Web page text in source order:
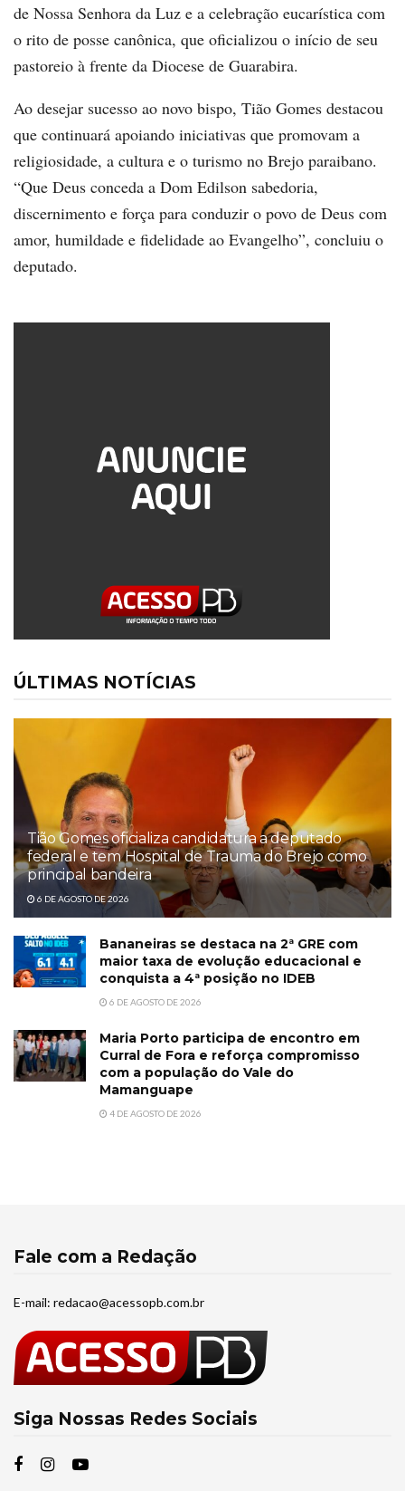
de Nossa Senhora da Luz e a celebração eucarística com
o rito de posse canônica, que oficializou o início de seu
pastoreio à frente da Diocese de Guarabira.
Ao desejar sucesso ao novo bispo, Tião Gomes destacou
que continuará apoiando iniciativas que promovam a
religiosidade, a cultura e o turismo no Brejo paraibano.
“Que Deus conceda a Dom Edilson sabedoria,
discernimento e força para conduzir o povo de Deus com
amor, humildade e fidelidade ao Evangelho”, concluiu o
deputado.
ÚLTIMAS NOTÍCIAS
Tião Gomes oficializa candidatura a deputado
federal e tem Hospital de Trauma do Brejo como
principal bandeira
6 DE AGOSTO DE 2026
Bananeiras se destaca na 2ª GRE com
maior taxa de evolução educacional e
conquista a 4ª posição no IDEB
6 DE AGOSTO DE 2026
Maria Porto participa de encontro em
Curral de Fora e reforça compromisso
com a população do Vale do
Mamanguape
4 DE AGOSTO DE 2026
Fale com a Redação
E-mail: redacao@acessopb.com.br
Siga Nossas Redes Sociais